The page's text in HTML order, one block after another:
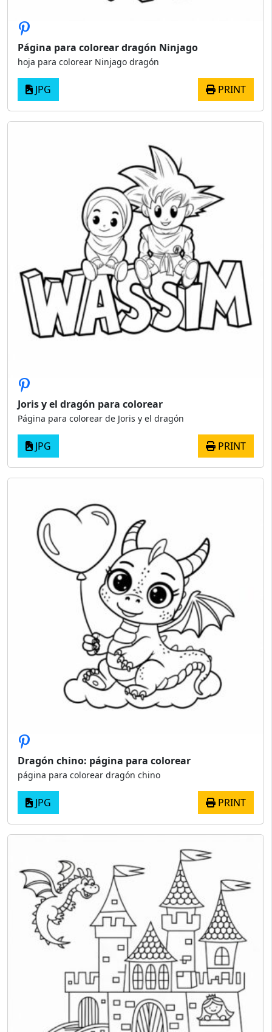
Página para colorear dragón Ninjago
hoja para colorear Ninjago dragón
JPG PRINT
Joris y el dragón para colorear
Página para colorear de Joris y el dragón
JPG PRINT
Dragón chino: página para colorear
página para colorear dragón chino
JPG PRINT